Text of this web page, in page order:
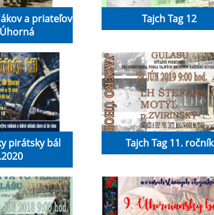
a priateľov
Tajch Tag 12
pirátsky bál
Tajch Tag 11. ročník